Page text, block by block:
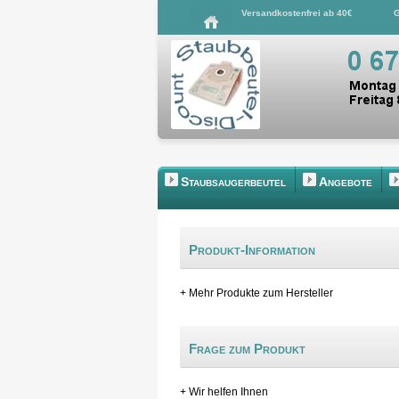
Versandkostenfrei ab 40€
Staubsaugerbeutel Angebote
Produkt-Information
+ Mehr Produkte zum Hersteller
Frage zum Produkt
+ Wir helfen Ihnen